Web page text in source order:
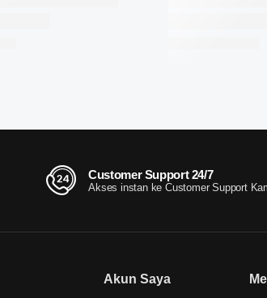
Customer Support 24/7
Akses instan ke Customer Support
Akun Saya